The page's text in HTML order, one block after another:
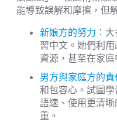
能導致誤解和摩擦，但
新娘方的努力：
習中文。她們利
資源，甚至在家庭
男方與家庭方的責
和包容心。試圖
語速、使用更清
重。